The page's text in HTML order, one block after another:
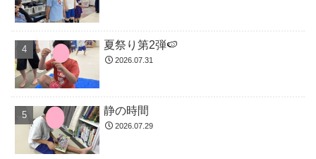
夏祭り第2弾🍉
2026.07.31
静の時間
2026.07.29